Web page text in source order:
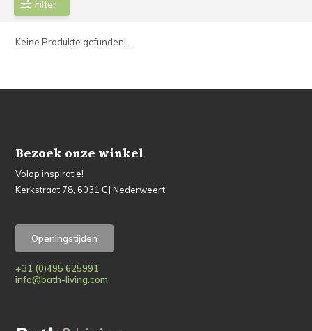
Filter
Keine Produkte gefunden!...
Bezoek onze winkel
Volop inspiratie!
Kerkstraat 78, 6031 CJ Nederweert
Openingstijden
+31 (0)495 625991
info@bath-living.com